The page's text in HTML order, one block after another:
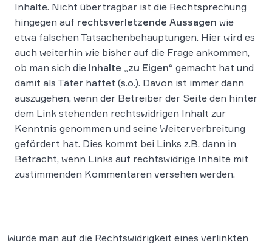
Inhalte. Nicht übertragbar ist die Rechtsprechung
hingegen auf rechtsverletzende Aussagen wie
etwa falschen Tatsachenbehauptungen. Hier wird es
auch weiterhin wie bisher auf die Frage ankommen,
ob man sich die Inhalte „zu Eigen“ gemacht hat und
damit als Täter haftet (s.o.). Davon ist immer dann
auszugehen, wenn der Betreiber der Seite den hinter
dem Link stehenden rechtswidrigen Inhalt zur
Kenntnis genommen und seine Weiterverbreitung
gefördert hat. Dies kommt bei Links z.B. dann in
Betracht, wenn Links auf rechtswidrige Inhalte mit
zustimmenden Kommentaren versehen werden.
Wurde man auf die Rechtswidrigkeit eines verlinkten